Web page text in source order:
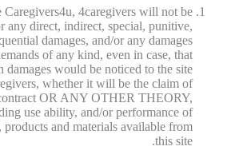
Caregivers4u, 4caregivers will not be
any direct, indirect, special, punitive,
damages, and/or any damages
of any kind, even in case, that
damages would be noticed to the site
whether it will be the claim of
OR ANY OTHER THEORY,
use ability, and/or performance of
and materials available from
this site.